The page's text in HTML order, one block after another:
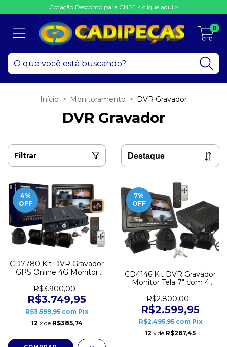
Cotação Desconto para CNPJ < clique aqui >
0
Início > Monitoramento > DVR Gravador
DVR Gravador
Filtrar
4%
OFF
CD7780 Kit DVR Gravador
GPS Online 4G Monitor
12V 24V Canais
Simultâneos Central
Roadstar
R$3.900,00
R$3.749,95
R$3.599,95 com Pix
12 x de R$385,74
7%
OFF
CD4146 Kit DVR Gravador
Monitor Tela 7" com 4
Simultâneos Central
Roadstar
R$2.800,00
R$2.599,95
R$2.495,95 com Pix
12 x de R$267,45